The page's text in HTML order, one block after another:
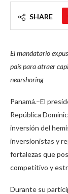
SHARE
El mandatario
país para atraer
nearshoring
Panamá.–El
República
inversión del
inversionistas y
fortalezas que
competitivo y
Durante su